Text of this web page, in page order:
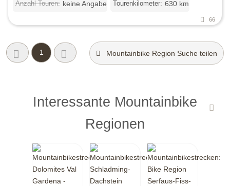
Anzahl Touren: keine Angabe Tourenkilometer: 630 km
66
1 Mountainbike Region Suche teilen
Interessante Mountainbike
Regionen